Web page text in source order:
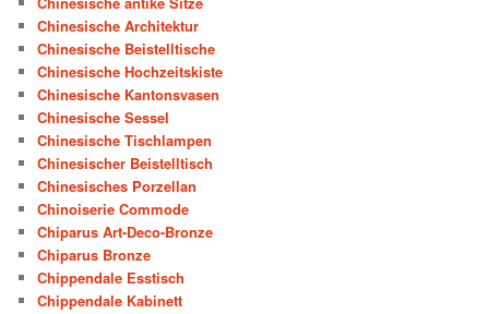
Chinesische Architektur
Chinesische Beistelltische
Chinesische Hochzeitskiste
Chinesische Kantonsvasen
Chinesische Sessel
Chinesische Tischlampen
Chinesischer Beistelltisch
Chinesisches Porzellan
Chinoiserie Commode
Chiparus Art-Deco-Bronze
Chiparus Bronze
Chippendale Esstisch
Chippendale Kabinett